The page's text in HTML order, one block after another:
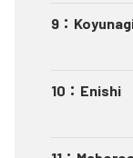
9 ：
10 ： Enishi